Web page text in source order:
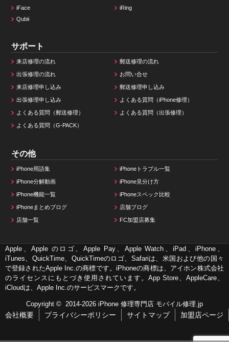
iFace
iRing
Qubii
サポート
来店修理の流れ 郵送修理の流れ
出張修理の流れ お問い合せ
来店修理申し込み 郵送修理申し込み
出張修理申し込み よくある質問（iPhone修理）
よくある質問（郵送修理） よくある質問（出張修理）
よくある質問（G-PACK）
その他
iPhone用語集 iPhoneトラブル一覧
iPhone分解動画 iPhone見分け方
iPhone機能一覧 iPhoneスペック比較
iPhoneまとめブログ 店舗ブログ
店舗一覧 FC加盟店募集
Apple、Apple のロゴ、Apple Pay、Apple Watch、iPad、iPhone、
iTunes、QuickTime、QuickTimeのロゴ、Safariは、米国および他の国々
で登録されたApple Inc.の商標です。iPhoneの商標は、アイホン株式会社
のライセンスにもとづき使用されています。App Store、AppleCare、
iCloudは、Apple Inc.のサービスマークです。
Copyright © 2014-2026 iPhone 修理専門店 モバイル修理.jp
会社概要 プライバシーポリシー サイトマップ 加盟店ページ